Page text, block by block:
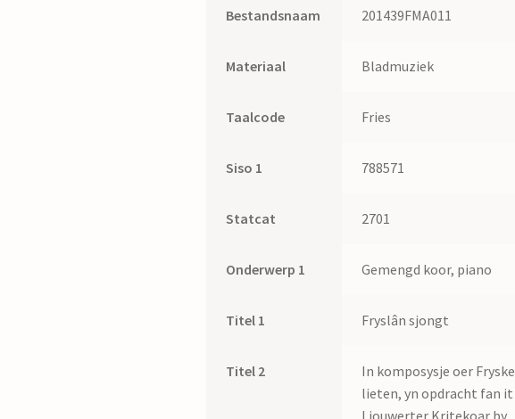
Bestandsnaam 201439FMA011
Materiaal Bladmuziek
Taalcode Fries
Siso 1 788571
Statcat 2701
Onderwerp 1 Gemengd koor, piano
Titel 1 Fryslân sjongt
Titel 2
In komposysje oer Fryske
lieten, yn opdracht fan it